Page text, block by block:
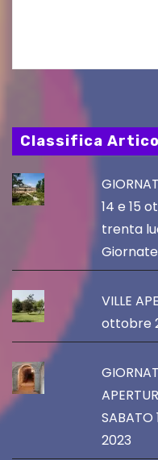
Classifica
14 e 15
trenta
Giornate
VILLE
ottobre
SABATO
2023